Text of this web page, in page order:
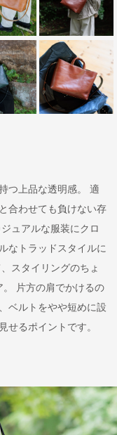
つ上品な透明感。 適
合わせても負けない存
ュアルな服装にクロ
なトラッドスタイルに
スタイリングのちょ
。 片方の肩でかけるの
ベルトをやや短めに設
せるポイントです。